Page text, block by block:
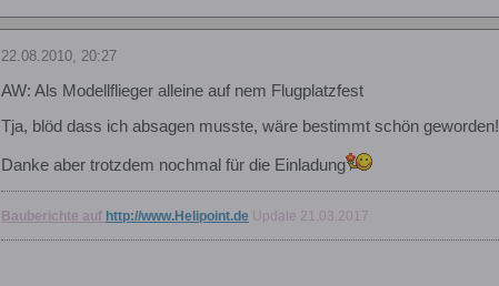
22.08.2010, 20:27
AW: Als Modellflieger alleine auf nem Flugplatzfest
Tja, blöd dass ich absagen musste, wäre bestimmt schön geworden!
Danke aber trotzdem nochmal für die Einladung
Bauberichte auf http://www.Helipoint.de Update 21.03.2017